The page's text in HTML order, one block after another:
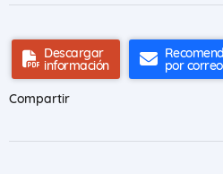
Descargar
información por
Compartir